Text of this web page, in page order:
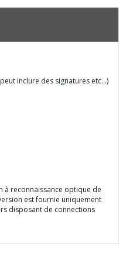
inclure des signatures etc…)
à reconnaissance optique de
est fournie uniquement
disposant de connections